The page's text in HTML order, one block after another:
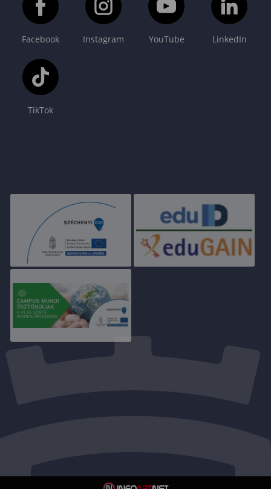
Facebook Instagram YouTube LinkedIn
TikTok